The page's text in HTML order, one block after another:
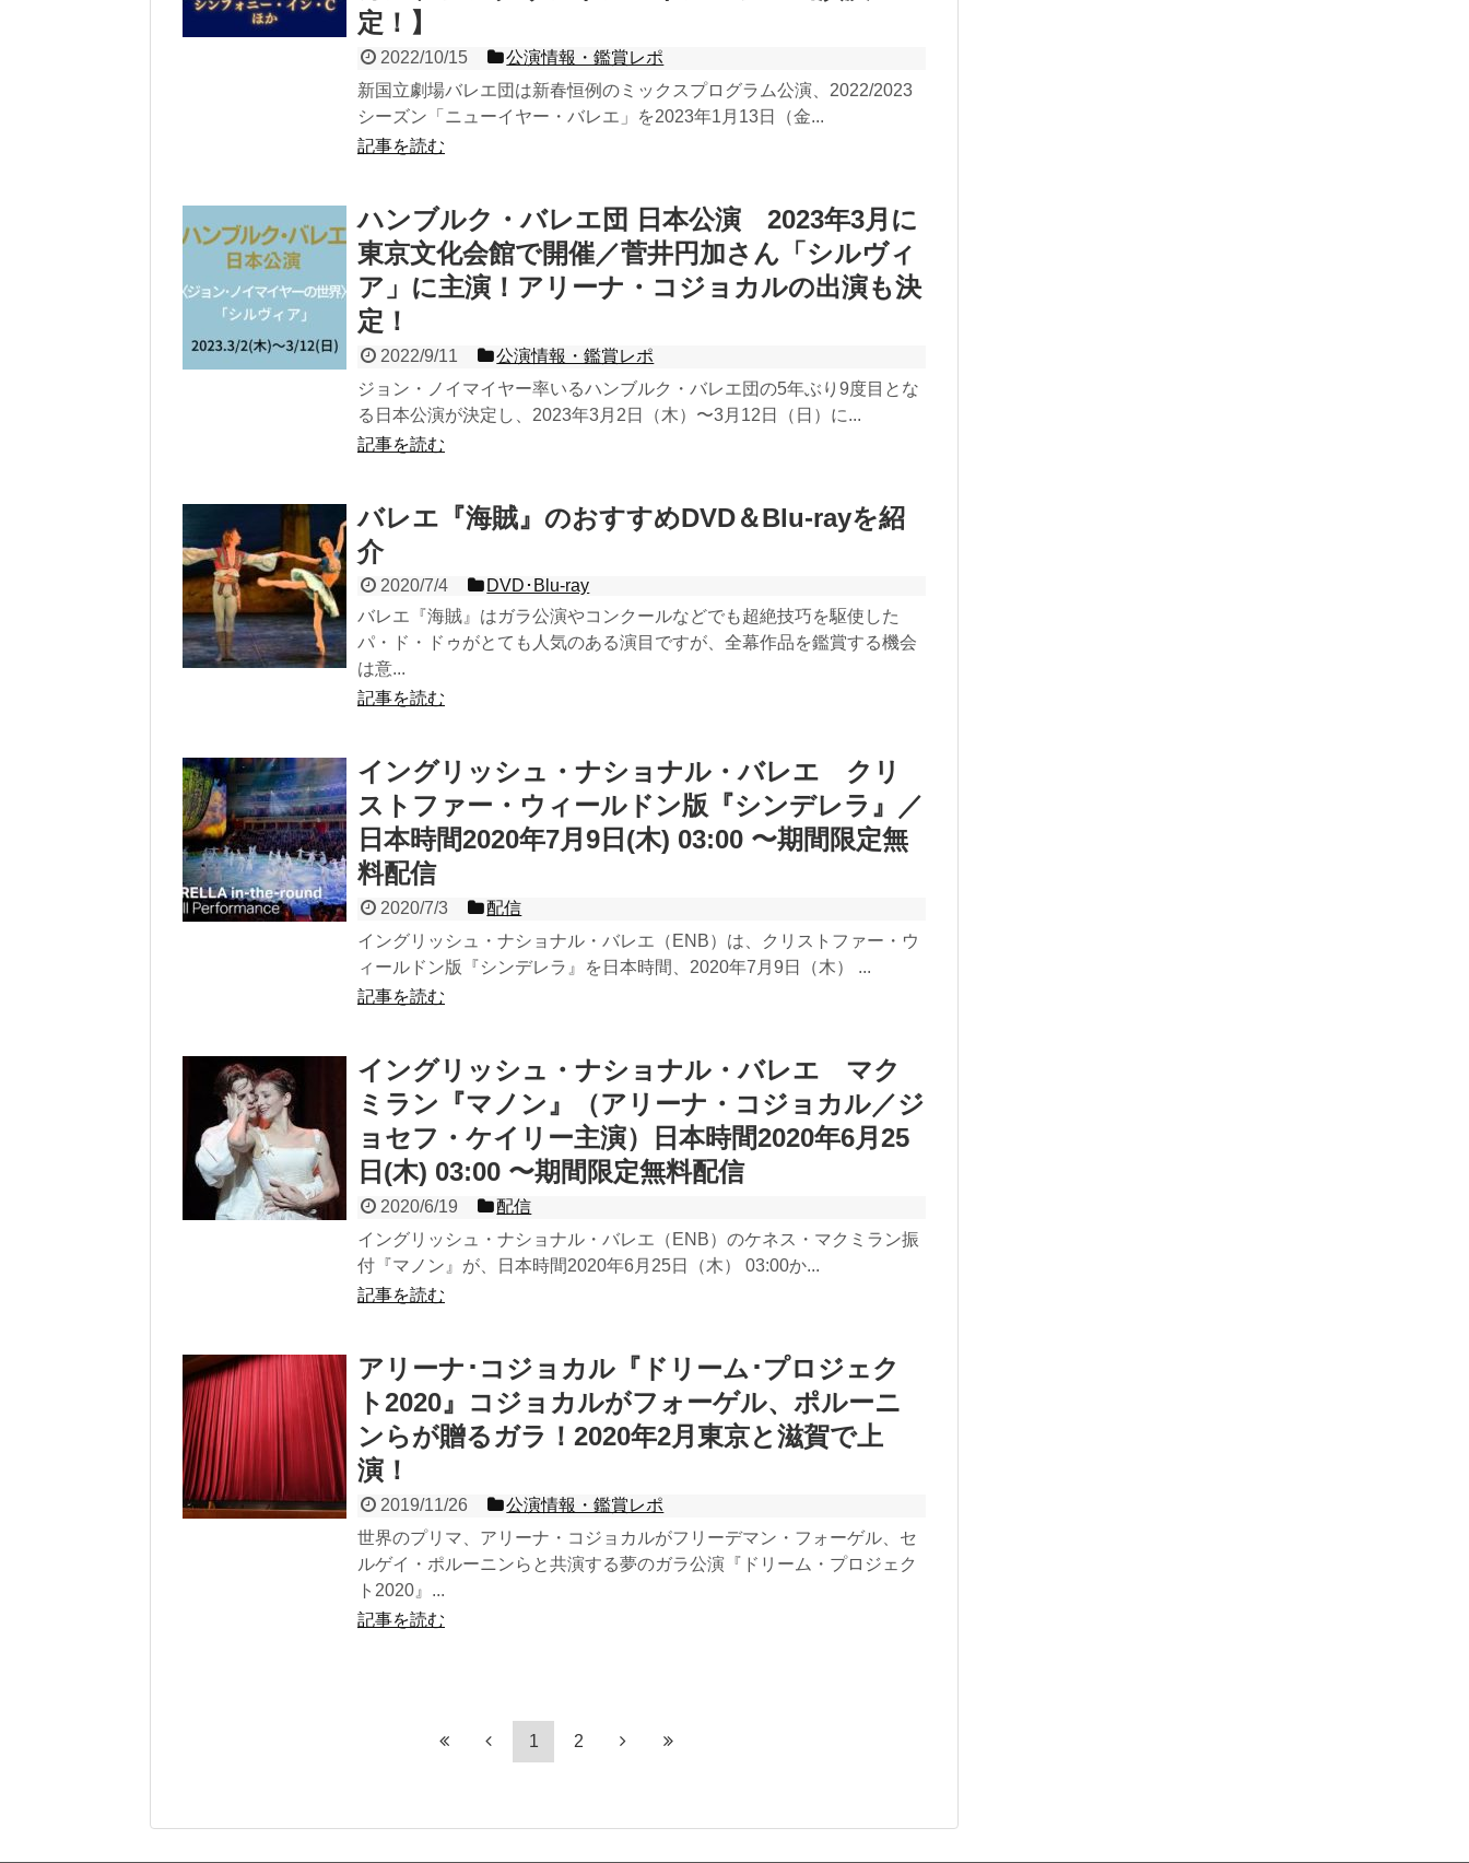
定！】
2022/10/15
公演情報・鑑賞レポ
新国立劇場バレエ団は新春恒例のミックスプログラム公演、2022/2023
シーズン「ニューイヤー・バレエ」を2023年1月13日（金...
記事を読む
ハンブルク・バレエ団 日本公演 2023年3月に
東京文化会館で開催／菅井円加さん「シルヴィ
ア」に主演！アリーナ・コジョカルの出演も決
定！
2022/9/11
公演情報・鑑賞レポ
ジョン・ノイマイヤー率いるハンブルク・バレエ団の5年ぶり9度目とな
る日本公演が決定し、2023年3月2日（木）〜3月12日（日）に...
記事を読む
バレエ『海賊』のおすすめDVD＆Blu-rayを紹
介
2020/7/4
DVD･Blu-ray
バレエ『海賊』はガラ公演やコンクールなどでも超絶技巧を駆使した
パ・ド・ドゥがとても人気のある演目ですが、全幕作品を鑑賞する機会
は意...
記事を読む
イングリッシュ・ナショナル・バレエ クリ
ストファー・ウィールドン版『シンデレラ』／
日本時間2020年7月9日(木) 03:00 〜期間限定無
料配信
2020/7/3
配信
イングリッシュ・ナショナル・バレエ（ENB）は、クリストファー・ウ
ィールドン版『シンデレラ』を日本時間、2020年7月9日（木） ...
記事を読む
イングリッシュ・ナショナル・バレエ マク
ミラン『マノン』（アリーナ・コジョカル／ジ
ョセフ・ケイリー主演）日本時間2020年6月25
日(木) 03:00 〜期間限定無料配信
2020/6/19
配信
イングリッシュ・ナショナル・バレエ（ENB）のケネス・マクミラン振
付『マノン』が、日本時間2020年6月25日（木） 03:00か...
記事を読む
アリーナ･コジョカル『ドリーム･プロジェク
ト2020』コジョカルがフォーゲル、ポルーニ
ンらが贈るガラ！2020年2月東京と滋賀で上
演！
2019/11/26
公演情報・鑑賞レポ
世界のプリマ、アリーナ・コジョカルがフリーデマン・フォーゲル、セ
ルゲイ・ポルーニンらと共演する夢のガラ公演『ドリーム・プロジェク
ト2020』...
記事を読む
1 2